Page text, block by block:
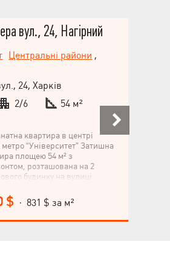
вул., 24, Нагірний
Центральні райони ,
24, Харків
2/6
54 м²
квартира в центрі
“Університет” Затишна
площею 54 м² з
розташована на 2
будинку на вулиці
— практичний варіант для
орендної інвестиції. Основні
$ · 831 $ за м²